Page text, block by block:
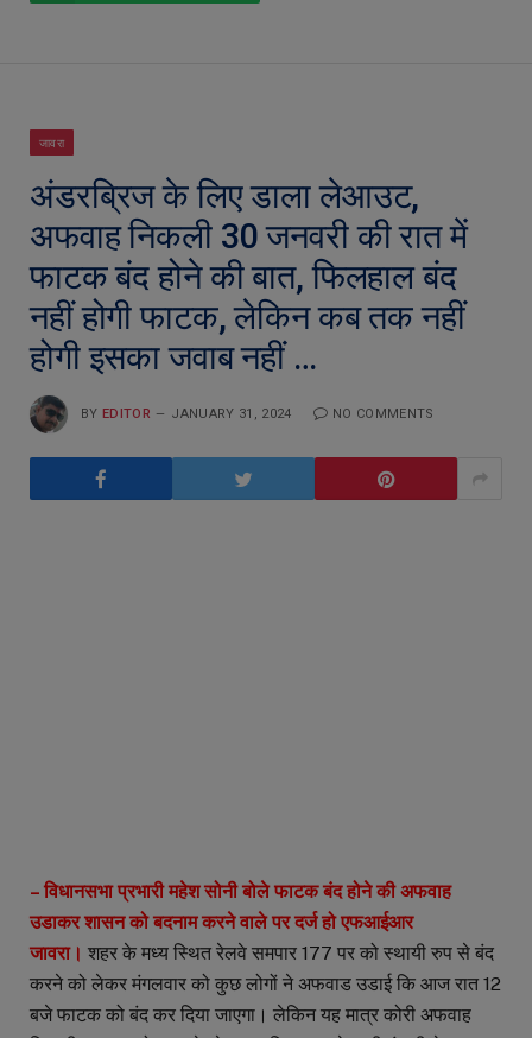
जावरा
अंडरब्रिज के लिए डाला लेआउट,
अफवाह निकली 30 जनवरी की रात में
फाटक बंद होने की बात, फिलहाल बंद
नहीं होगी फाटक, लेकिन कब तक नहीं
होगी इसका जवाब नहीं …
BY EDITOR JANUARY 31, 2024 NO COMMENTS
– विधानसभा प्रभारी महेश सोनी बोले फाटक बंद होने की अफवाह
उडाकर शासन को बदनाम करने वाले पर दर्ज हो एफआईआर
जावरा। शहर के मध्य स्थित रेलवे समपार 177 पर को स्थायी रुप से बंद
करने को लेकर मंगलवार को कुछ लोगों ने अफवाड उडाई कि आज रात 12
बजे फाटक को बंद कर दिया जाएगा। लेकिन यह मात्र कोरी अफवाह